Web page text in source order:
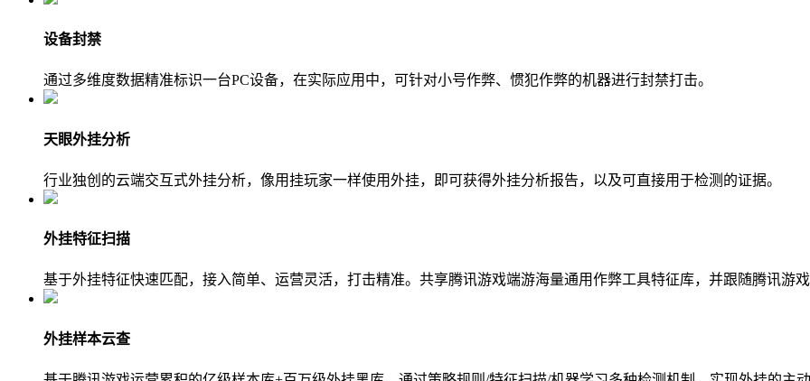
设备封禁
通过多维度数据精准标识一台PC设备，在实际应用中，可针对小号作弊、惯犯作弊的机器进行封禁打击。
天眼外挂分析
行业独创的云端交互式外挂分析，像用挂玩家一样使用外挂，即可获得外挂分析报告，以及可直接用于检测的证据。
外挂特征扫描
基于外挂特征快速匹配，接入简单、运营灵活，打击精准。共享腾讯游戏端游海量通用作弊工具特征库，并跟随腾讯游戏
外挂样本云查